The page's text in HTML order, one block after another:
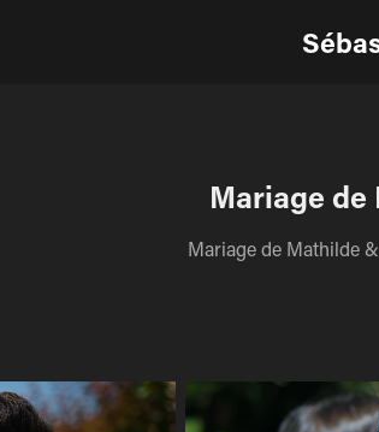
Mariage
Mariage de Mathilde